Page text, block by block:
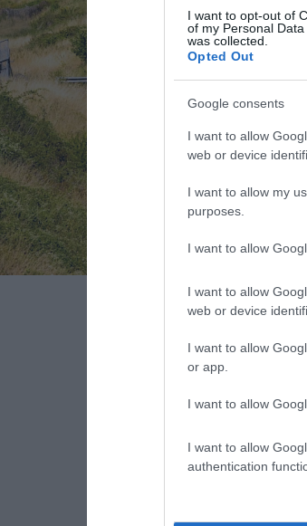
I want to opt-out of
of my Personal
was collected.
Opted Out
Google consents
I want to allow
web or device
I want to allow my
purposes.
I want to allow
I want to allow
web or device
I want to allow
or app.
I want to allow
I want to allow
authentication